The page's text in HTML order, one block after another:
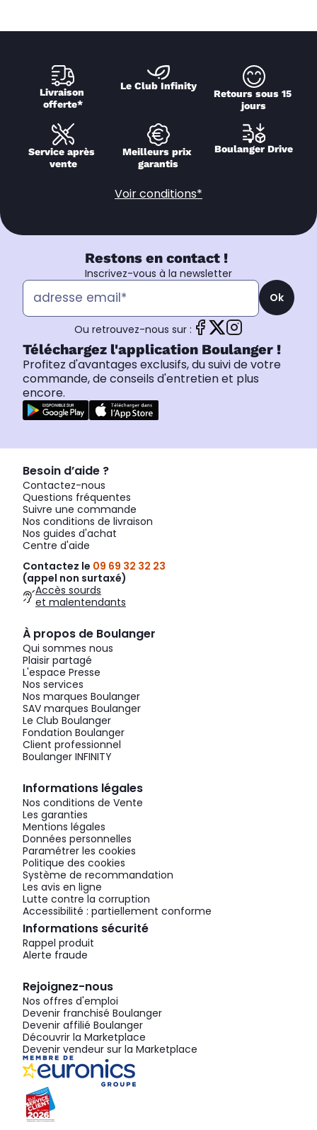
Livraison
offerte*
Le Club Infinity
Retours sous 15
jours
Service après
vente
Meilleurs prix
garantis
Boulanger Drive
Voir conditions*
Restons en contact !
Inscrivez-vous à la newsletter
Ok
Ou retrouvez-nous sur :
Téléchargez l'application Boulanger !
Profitez d'avantages exclusifs, du suivi de votre
commande, de conseils d'entretien et plus
encore.
Besoin d’aide ?
Contactez-nous
Questions fréquentes
Suivre une commande
Nos conditions de livraison
Nos guides d'achat
Centre d'aide
Contactez le 09 69 32 32 23
(appel non surtaxé)
Accès sourds
et malentendants
À propos de Boulanger
Qui sommes nous
Plaisir partagé
L'espace Presse
Nos services
Nos marques Boulanger
SAV marques Boulanger
Le Club Boulanger
Fondation Boulanger
Client professionnel
Boulanger INFINITY
Informations légales
Nos conditions de Vente
Les garanties
Mentions légales
Données personnelles
Paramétrer les cookies
Politique des cookies
Système de recommandation
Les avis en ligne
Lutte contre la corruption
Accessibilité : partiellement conforme
Informations sécurité
Rappel produit
Alerte fraude
Rejoignez-nous
Nos offres d'emploi
Devenir franchisé Boulanger
Devenir affilié Boulanger
Découvrir la Marketplace
Devenir vendeur sur la Marketplace